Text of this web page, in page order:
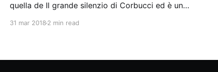
quella de Il grande silenzio di Corbucci ed è un
31 mar 2018 2 min read